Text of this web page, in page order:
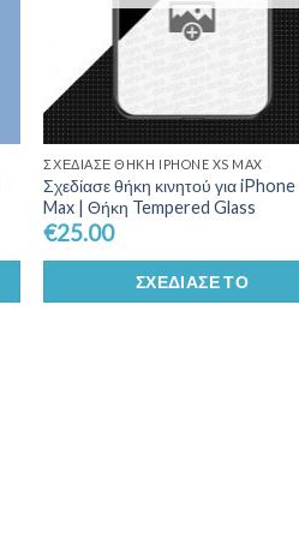
ΣΧΕΔΊΑΣΕ ΘΉΚΗ IPHONE XS MAX
Σχεδίασε θήκη κινητού για iPhone
Max | Θήκη Tempered Glass
€25.00
ΣΧΕΔΊΑΣΕ ΤΟ